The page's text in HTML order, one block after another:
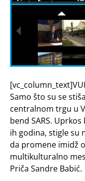
Samo što su se
centralnom trgu u
bend SARS.
ih godina, stigle su
da promene imidž
multikulturalno
Priča Sandre Babić.